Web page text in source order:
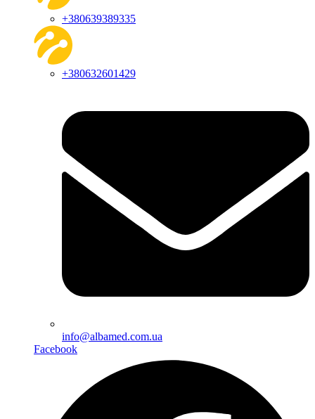
+380639389335
+380632601429
info@albamed.com.ua
Facebook